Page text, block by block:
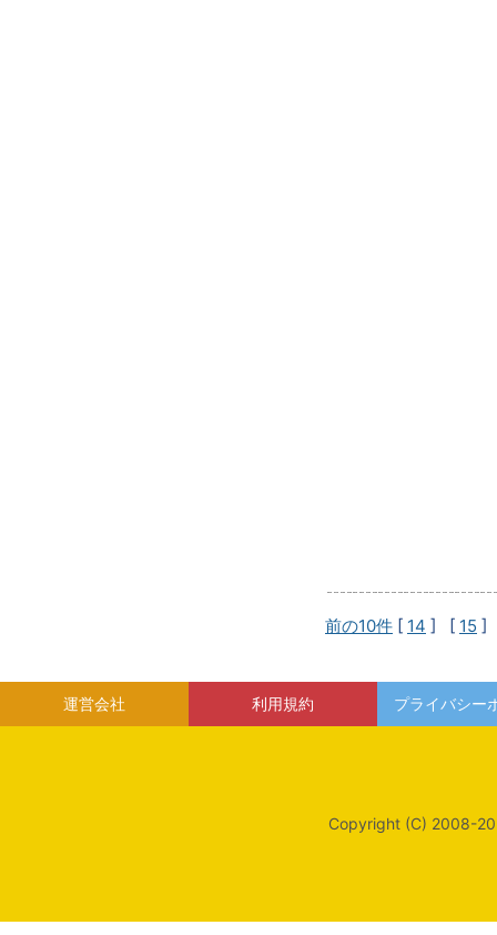
前の10件 [ 14 ] [ 15 ]
運営会社 利用規約 プライバシー
Copyright (C) 2008-